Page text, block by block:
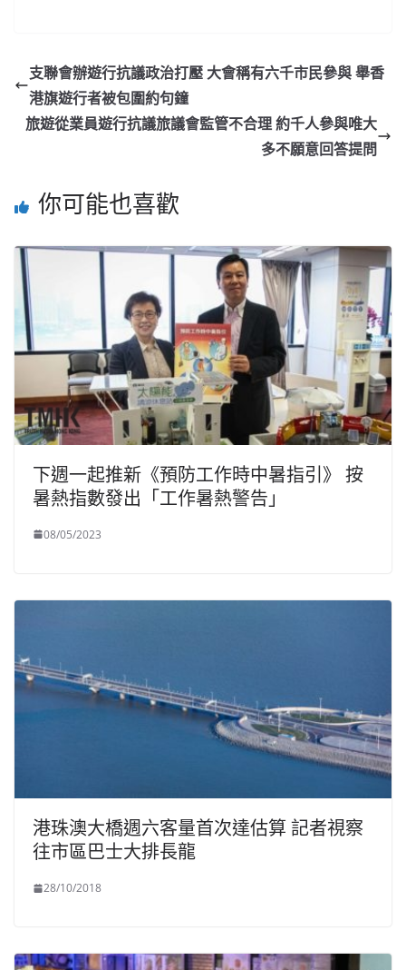
支聯會辦遊行抗議政治打壓 大會稱有六千市民參與 舉香
港旗遊行者被包圍約句鐘
旅遊從業員遊行抗議旅議會監管不合理 約千人參與唯大
多不願意回答提問
你可能也喜歡
下週一起推新《預防工作時中暑指引》 按
暑熱指數發出「工作暑熱警告」
08/05/2023
港珠澳大橋週六客量首次達估算 記者視察
往市區巴士大排長龍
28/10/2018